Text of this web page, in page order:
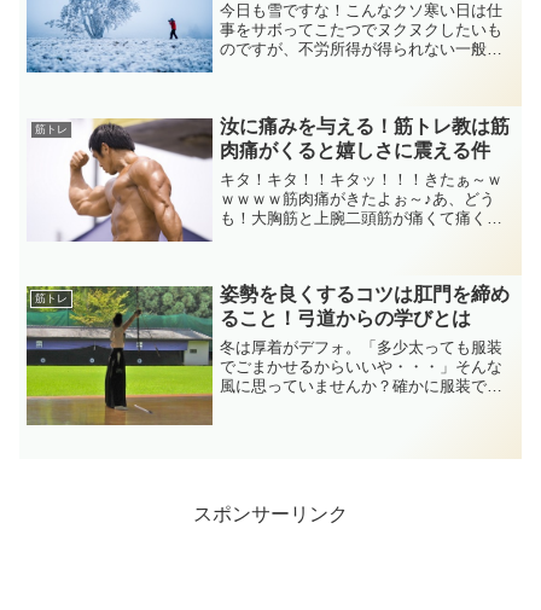
今日も雪ですな！こんなクソ寒い日は仕
事をサボってこたつでヌクヌクしたいも
のですが、不労所得が得られない一般庶
しなければなりません。と言うワケで、
今回のブログネタは「雪か...
筋トレ
汝に痛みを与える！筋トレ教は筋
肉痛がくると嬉しさに震える件
キタ！キタ！！キタッ！！！きたぁ～ｗ
ｗｗｗｗ筋肉痛がきたよぉ～♪あ、どう
も！大胸筋と上腕二頭筋が痛くて痛く
やりまくったから、今日は下半身トレー
ニングじゃ...
筋トレ
姿勢を良くするコツは肛門を締め
ること！弓道からの学びとは
冬は厚着がデフォ。「多少太っても服装
でごまかせるからいいや・・・」そんな
風に思っていませんか？確かに服装でボ
スポンサーリンク